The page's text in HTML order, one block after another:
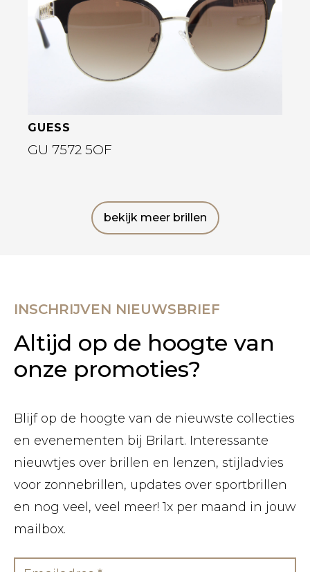
GUESS
GU 7572 5OF
bekijk meer brillen
INSCHRIJVEN NIEUWSBRIEF
Altijd op de hoogte van
onze promoties?
Blijf op de hoogte van de nieuwste collecties
en evenementen bij Brilart. Interessante
nieuwtjes over brillen en lenzen, stijladvies
voor zonnebrillen, updates over sportbrillen
en nog veel, veel meer! 1x per maand in jouw
mailbox.